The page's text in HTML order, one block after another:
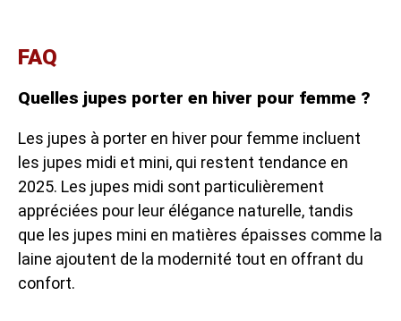
FAQ
Quelles jupes porter en hiver pour femme ?
Les jupes à porter en hiver pour femme incluent
les jupes midi et mini, qui restent tendance en
2025. Les jupes midi sont particulièrement
appréciées pour leur élégance naturelle, tandis
que les jupes mini en matières épaisses comme la
laine ajoutent de la modernité tout en offrant du
confort.